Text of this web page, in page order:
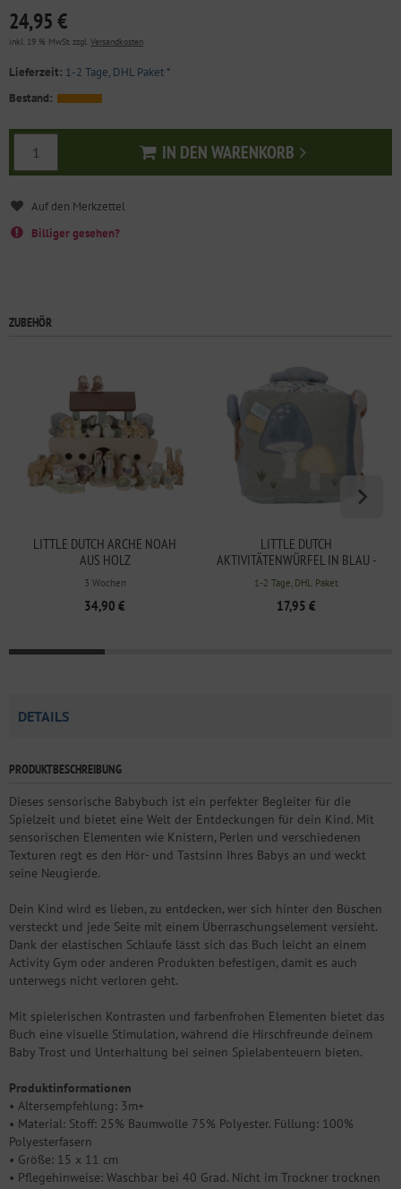
24,95 €
inkl. 19 % MwSt. zzgl. Versandkosten
Lieferzeit: 1-2 Tage, DHL Paket*
Bestand:
IN DEN WARENKORB
In den Warenkorb
Billiger gesehen?
ZUBEHÖR
LITTLE DUTCH ARCHE NOAH
AUS HOLZ
3 Wochen
34,90 €
LITTLE DUTCH
AKTIVITÄTENWÜRFEL IN BLAU -
FOREST FRIENDS
1-2 Tage, DHL Paket
17,95 €
DETAILS
PRODUKTBESCHREIBUNG
Dieses sensorische Babybuch ist ein perfekter Begleiter für die
Spielzeit und bietet eine Welt der Entdeckungen für dein Kind. Mit
sensorischen Elementen wie Knistern, Perlen und verschiedenen
Texturen regt es den Hör- und Tastsinn Ihres Babys an und weckt
seine Neugierde.
Dein Kind wird es lieben, zu entdecken, wer sich hinter den Büschen
versteckt und jede Seite mit einem Überraschungselement versieht.
Dank der elastischen Schlaufe lässt sich das Buch leicht an einem
Activity Gym oder anderen Produkten befestigen, damit es auch
unterwegs nicht verloren geht.
Mit spielerischen Kontrasten und farbenfrohen Elementen bietet das
Buch eine visuelle Stimulation, während die Hirschfreunde deinem
Baby Trost und Unterhaltung bei seinen Spielabenteuern bieten.
Produktinformationen
• Altersempfehlung: 3m+
• Material: Stoff: 25% Baumwolle 75% Polyester. Füllung: 100%
Polyesterfasern
• Größe: 15 x 11 cm
• Pflegehinweise: Waschbar bei 40 Grad. Nicht im Trockner trocknen